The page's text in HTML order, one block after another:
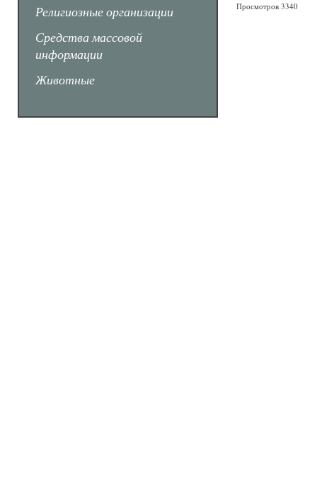
Религиозные организации
Средства массовой
информации
Животные
Просмотров 3340